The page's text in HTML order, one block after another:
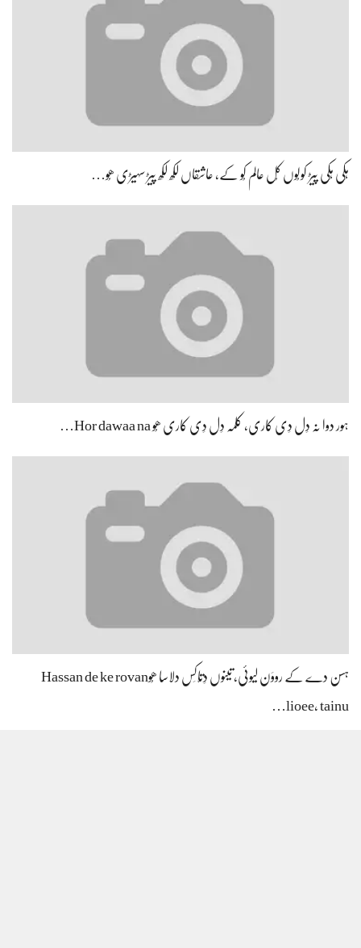
ہِکی ہِکی پیڑ کولُوں کُل عالم کُو کے، عاشقاں لکھ لکھ پیڑ سہیڑی ھُو…
ہور دوا نہ دِل دِی کاری، کلمہ دِل دِی کاری ھُو Hor dawaa na…
ہسن دے کے رووَن لیوئی، تینوں دِتّاکِس دلاسا ھُوHassan de ke rovan
lioee, tainu…